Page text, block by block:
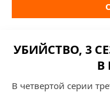
УБИЙСТВО, 3
В
В четвертой серии